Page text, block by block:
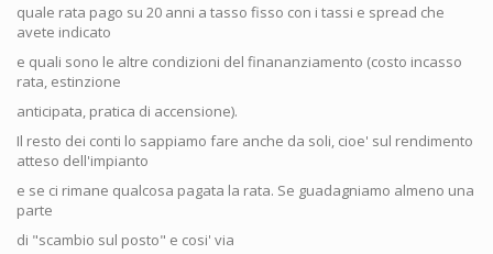
quale rata pago su 20 anni a tasso fisso con i tassi e spread che
avete indicato
e quali sono le altre condizioni del finananziamento (costo incasso
rata, estinzione
anticipata, pratica di accensione).
Il resto dei conti lo sappiamo fare anche da soli, cioe' sul rendimento
atteso dell'impianto
e se ci rimane qualcosa pagata la rata. Se guadagniamo almeno una
parte
di "scambio sul posto" e cosi' via